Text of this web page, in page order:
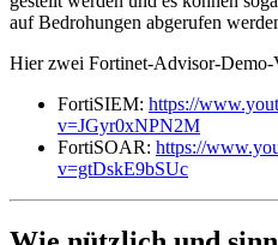
auf Bedrohungen abgerufen
Hier zwei Fortinet-Advisor-Demo-
FortiSIEM: https://
v=JGyr0xNPN2M
FortiSOAR: https://
v=gtDskE9bSUc